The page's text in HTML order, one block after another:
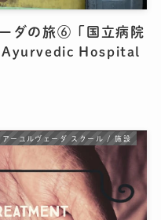
ダの旅⑥「国立病院
Hospital
アーユルヴェーダ スクール / 施設